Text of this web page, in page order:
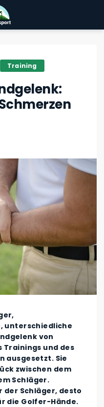
Training
unterschiedliche
von
Trainings und des
ausgesetzt. Sie
zwischen dem
Schläger.
der Schläger, desto
die Golfer-Hände.